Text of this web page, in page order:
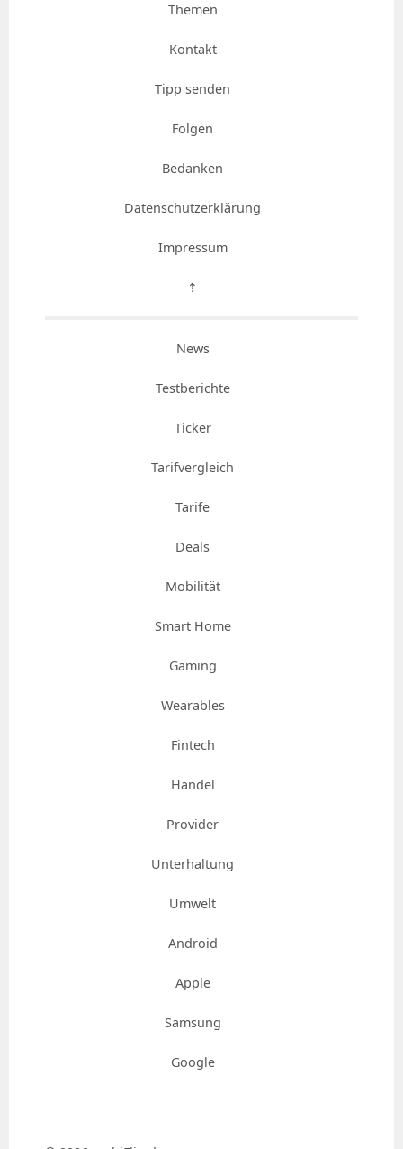
Themen
Kontakt
Tipp senden
Folgen
Bedanken
Datenschutzerklärung
Impressum
⇡
News
Testberichte
Ticker
Tarifvergleich
Tarife
Deals
Mobilität
Smart Home
Gaming
Wearables
Fintech
Handel
Provider
Unterhaltung
Umwelt
Android
Apple
Samsung
Google